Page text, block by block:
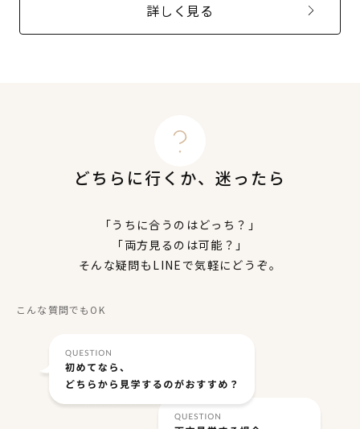
詳しく見る
どちらに行くか、迷ったら
「うちに合うのはどっち？」
「両方見るのは可能？」
そんな疑問もLINEで気軽にどうぞ。
こんな質問でもOK